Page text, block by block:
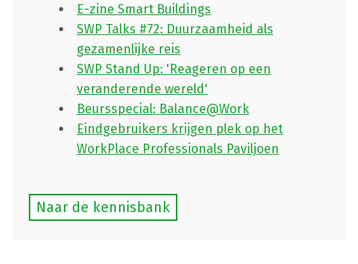
E-zine Smart Buildings
SWP Talks #72: Duurzaamheid als
gezamenlijke reis
SWP Stand Up: 'Reageren op een
veranderende wereld'
Beursspecial: Balance@Work
Eindgebruikers krijgen plek op het
WorkPlace Professionals Paviljoen
Naar de kennisbank